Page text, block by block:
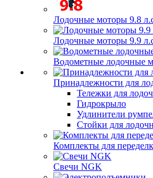
Лодочные моторы 9.8
Лодочные моторы 9.9
Водометные лодочные
Принадлежности для
Тележки для
Гидрокрыло
Удлинители
Стойки для
Комплекты для
Свечи NGK